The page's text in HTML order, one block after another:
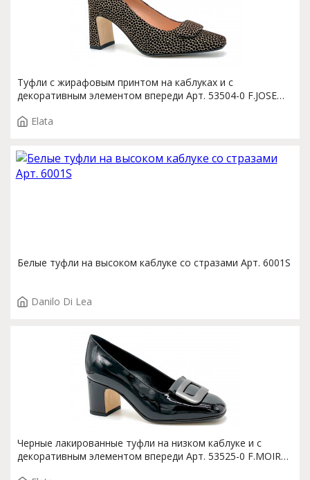
Туфли с жирафовым принтом на каблуках и с
декоративным элементом впереди Арт. 53504-0 F.JOSE
Elata
Белые туфли на высоком каблуке со стразами Арт. 6001S
Danilo Di Lea
Черные лакированные туфли на низком каблуке и с
декоративным элементом впереди Арт. 53525-0 F.MOIRA